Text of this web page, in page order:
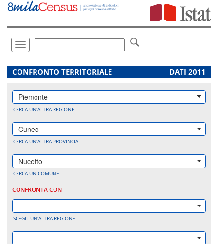
Vai
direttamente
Toggle
navigation
.
CONFRONTO TERRITORIALE DATI 2011
Piemonte
CERCA UN'ALTRA REGIONE
Cuneo
CERCA UN'ALTRA PROVINCIA
Nucetto
CERCA UN COMUNE
CONFRONTA CON
SCEGLI UN'ALTRA REGIONE